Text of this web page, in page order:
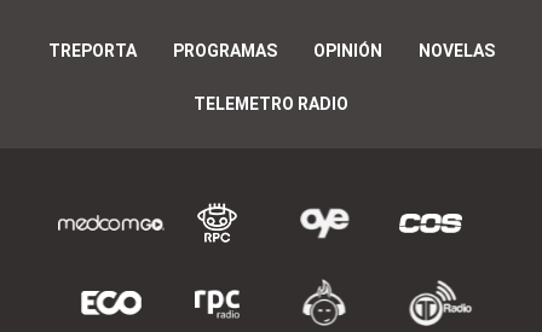
TREPORTA PROGRAMAS OPINIÓN NOVELAS
TELEMETRO RADIO